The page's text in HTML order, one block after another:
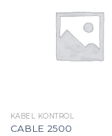
KABEL KONTROL
CABLE 2500